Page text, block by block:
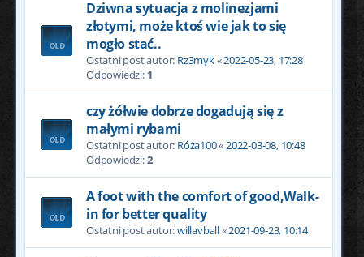
Dziwna sytuacja z molinezjami
złotymi, może ktoś wie jak to się
mogło stać..
Ostatni post autor: Rz3myk«2022-05-23, 17:28
Odpowiedzi: 1
czy żółwie dobrze dogadują się z
małymi rybami
Ostatni post autor: Róża100«2022-03-08, 10:48
Odpowiedzi:2
A foot with the comfort of good,Walk-
in for better quality
Ostatni post autor:willavball«2021-09-23, 10:14